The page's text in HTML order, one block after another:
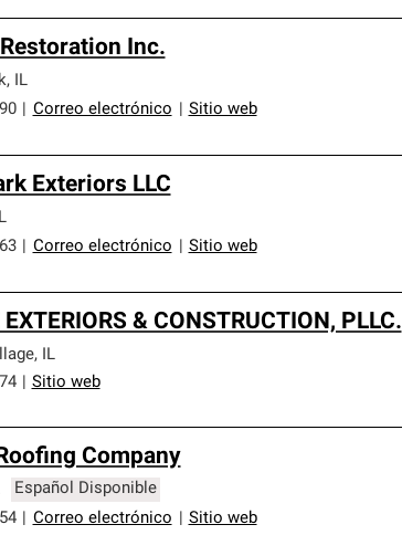
Inc.
,
IL
Correo electrónico Sitio web
Exteriors LLC
IL
Correo electrónico Sitio web
& CONSTRUCTION, PLLC.
,
IL
Sitio web
Company
Español Disponible
Correo electrónico Sitio web